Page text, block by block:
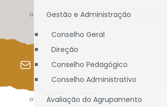
Gestão e Administração
Conselho Geral
Direção
Conselho Pedagógico
Conselho Administrativo
Avaliação do Agrupamento
WEBMAIL SIGE